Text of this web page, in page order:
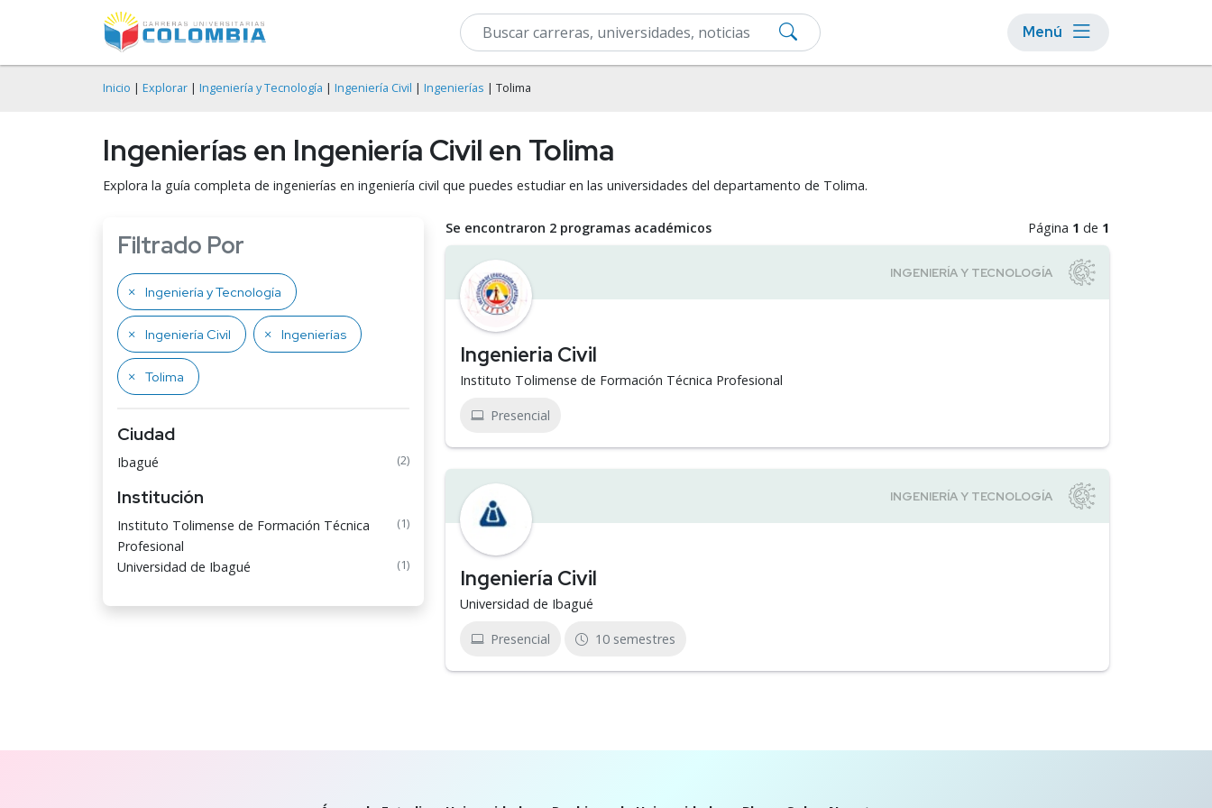
Menú
Inicio | Explorar | Ingeniería y Tecnología | Ingeniería Civil | Ingenierías | Tolima
Ingenierías en Ingeniería Civil en Tolima
Explora la guía completa de ingenierías en ingeniería civil que puedes estudiar en las universidades del departamento de Tolima.
Filtrado Por
Ingeniería y Tecnología
Ingeniería Civil Ingenierías
Tolima
Ciudad
Ibagué (2)
Institución
Instituto Tolimense de Formación Técnica
Profesional
(1)
Universidad de Ibagué (1)
Se encontraron 2 programas académicos Página 1 de 1
Ingenieria Civil
Instituto Tolimense de Formación Técnica Profesional
Presencial
Ingeniería Civil
Universidad de Ibagué
Presencial 10 semestres